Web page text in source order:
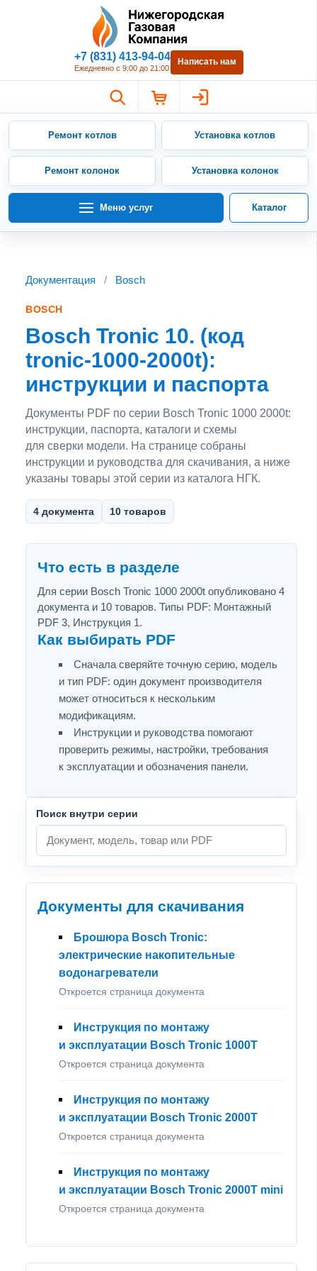
Нижегородская Газовая
+7 (831) 413-94-04
Ежедневно с 9:00 до 21:00
Написать нам
Ремонт котлов Установка котлов
Ремонт колонок Установка колонок
Меню услуг Каталог
Документация / Bosch
BOSCH
Bosch Tronic 10. (код
tronic-1000-2000t):
инструкции и паспорта
Документы PDF по серии Bosch Tronic 1000 2000t:
инструкции, паспорта, каталоги и схемы
для сверки модели. На странице собраны
инструкции и руководства для скачивания, а ниже
указаны товары этой серии из каталога НГК.
4 документа 10 товаров
Что есть в разделе
Для серии Bosch Tronic 1000 2000t опубликовано 4
документа и 10 товаров. Типы PDF: Монтажный
PDF 3, Инструкция 1.
Как выбирать PDF
Сначала сверяйте точную серию, модель
и тип PDF: один документ производителя
может относиться к нескольким
модификациям.
Инструкции и руководства помогают
проверить режимы, настройки, требования
к эксплуатации и обозначения панели.
Поиск внутри серии
Документы для скачивания
Брошюра Bosch Tronic:
электрические накопительные
водонагреватели
Откроется страница документа
Инструкция по монтажу
и эксплуатации Bosch Tronic 1000T
Откроется страница документа
Инструкция по монтажу
и эксплуатации Bosch Tronic 2000T
Откроется страница документа
Инструкция по монтажу
и эксплуатации Bosch Tronic 2000T mini
Откроется страница документа